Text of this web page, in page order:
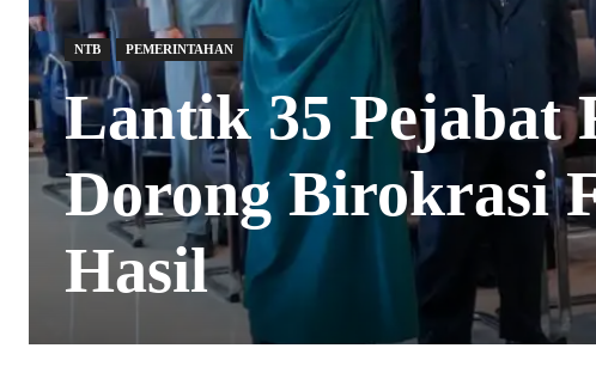
NTB PEMERINTAHAN
Lantik 35 Pejabat
Dorong Birokrasi
Hasil